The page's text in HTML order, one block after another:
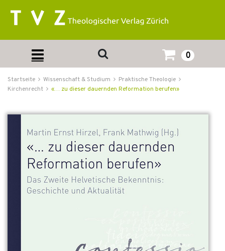
0
Startseite Wissenschaft & Studium
Praktische Theologie
Kirchenrecht
«… zu dieser dauernden Reformation berufen»